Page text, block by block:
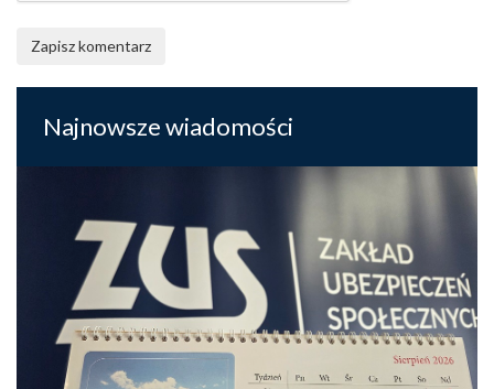
Zapisz komentarz
Najnowsze wiadomości